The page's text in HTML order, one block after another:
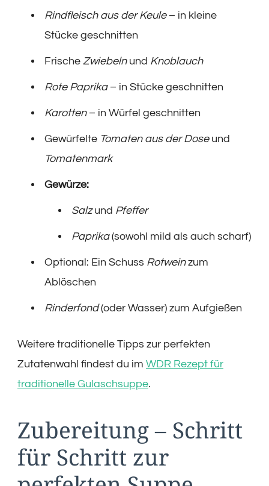
Rindfleisch aus der Keule– in kleine
Stücke geschnitten
Frische Zwiebelnund Knoblauch
Rote Paprika– in Stücke geschnitten
Karotten– in Würfel geschnitten
Gewürfelte Tomaten aus der Doseund
Tomatenmark
Gewürze:
Salzund Pfeffer
Paprika(sowohl mild als auch scharf)
Optional: Ein Schuss Rotweinzum
Ablöschen
Rinderfond(oder Wasser) zum Aufgießen
Weitere traditionelle Tipps zur perfekten
Zutatenwahl findest du im WDR Rezept für
traditionelle Gulaschsuppe.
Zubereitung – Schritt
für Schritt zur